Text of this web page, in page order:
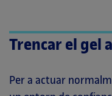
Trencar el gel
Per a actuar